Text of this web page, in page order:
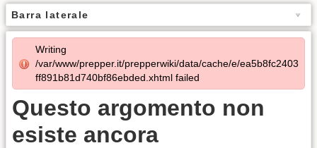
Barra laterale
Writing
/var/www/prepper.it/prepperwiki/data/cache/e/ea5b8fc2403
ff891b81d740bf86ebded.xhtml failed
Questo argomento non
esiste ancora